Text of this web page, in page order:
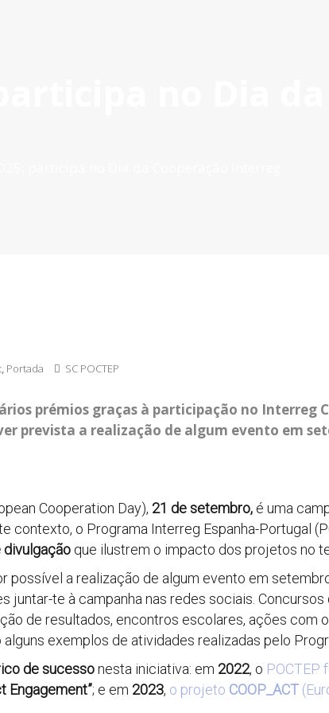
, Portada SC POCTEP
prémios graças à participação no
prevista a realização de algum evento em
Cooperation Day), 21 de setembro,é uma
contexto, o Programa Interreg Espanha-Portugal
divulgação que ilustrem o impacto dos projetos no
a realização de algum evento em
juntar-te à campanha nas redes sociais.
de resultados, encontros escolares, ações com
exemplos de atividades realizadas pelo
de sucessonesta iniciativa: em 2022, o POCTEP
Engagement”; e em 2023, o projeto COOP_ACT